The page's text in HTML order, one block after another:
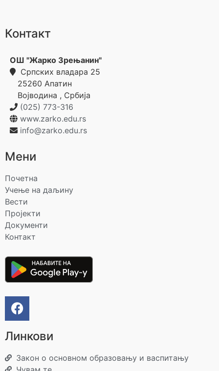
Контакт
ОШ "Жарко Зрењанин"
Српских владара 25
25260 Апатин
Војводина , Србија
(025) 773-316
www.zarko.edu.rs
info@zarko.edu.rs
Мени
Почетна
Учење на даљину
Вести
Пројекти
Документи
Контакт
Линкови
Закон о основном образовању и васпитању